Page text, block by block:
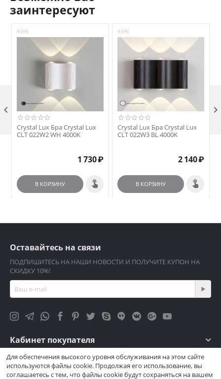
заинтересуют
9395
Crystal Lux Бра Crystal Lux
CLT 022W2 WH 4000K
1 730₽
В КОРЗИНУ
9396
Crystal Lux Бра Crystal Lux
CLT 022W3 BL 4000K
2 140₽
В КОРЗИНУ
 
Оставайтесь на связи
ПОДПИШИТЕСЬ НА НАШИ НОВОСТИ И ПОЛУЧИТЕ КУПОН НА
СКИДКУ 10%!
Кабинет покупателя
Магазин
Для обеспечения высокого уровня обслуживания на этом сайте
используются файлы cookie. Продолжая его использование, вы
соглашаетесь с тем, что файлы cookie будут сохраняться на вашем